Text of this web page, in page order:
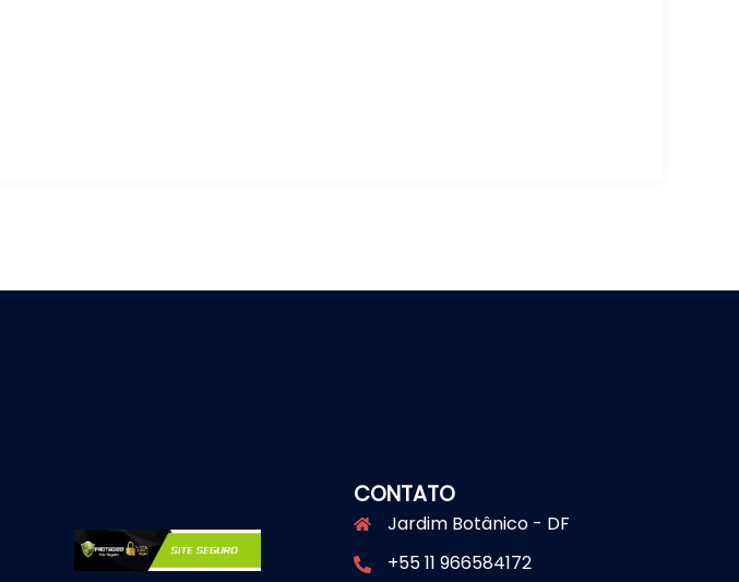
CONTATO
Jardim Botânico - DF
+55 11 966584172